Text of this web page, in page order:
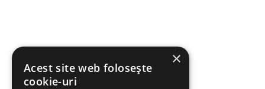
×
Acest site web folosește
cookie-uri